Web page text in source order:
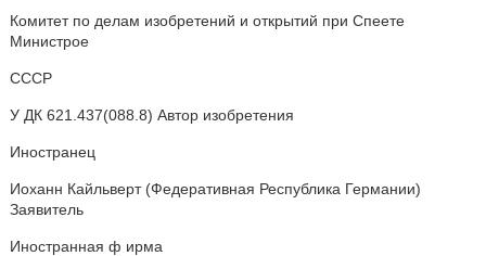
Комитет по делам изобретений и открытий при Спеете
Министрое
СССР
У ДК 621.437(088.8) Автор изобретения
Иностранец
Иоханн Кайльверт (Федеративная Республика Германии)
Заявитель
Иностранная ф ирма